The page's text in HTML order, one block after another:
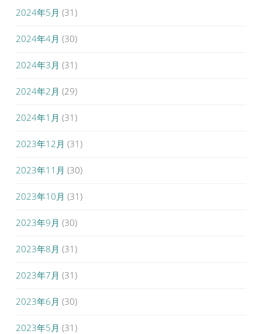
2024年5月 (31)
2024年4月 (30)
2024年3月 (31)
2024年2月 (29)
2024年1月 (31)
2023年12月 (31)
2023年11月 (30)
2023年10月 (31)
2023年9月 (30)
2023年8月 (31)
2023年7月 (31)
2023年6月 (30)
2023年5月 (31)